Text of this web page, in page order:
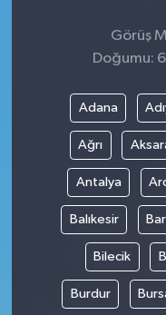
Görüş
Doğumu:
Adana
Ağrı
Antalya
Balıkesir
Bilecik
Burdur